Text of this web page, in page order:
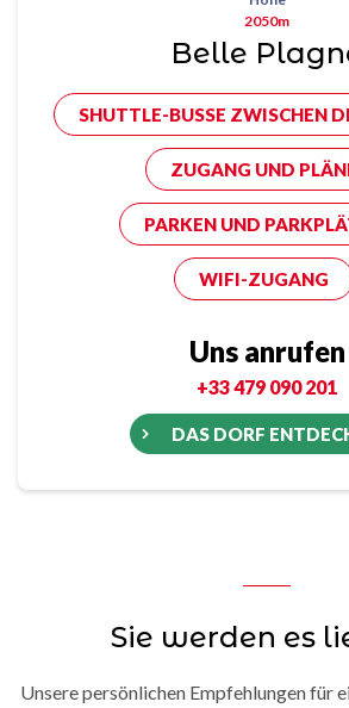
2050m
Belle
SHUTTLE-BUSSE ZWISCHEN
ZUGANG UND
PARKEN UND
WIFI-ZUGANG
Uns anrufen
+33 479 090 201
DAS DORF
Sie werden es
Unsere persönlichen Empfehlungen für